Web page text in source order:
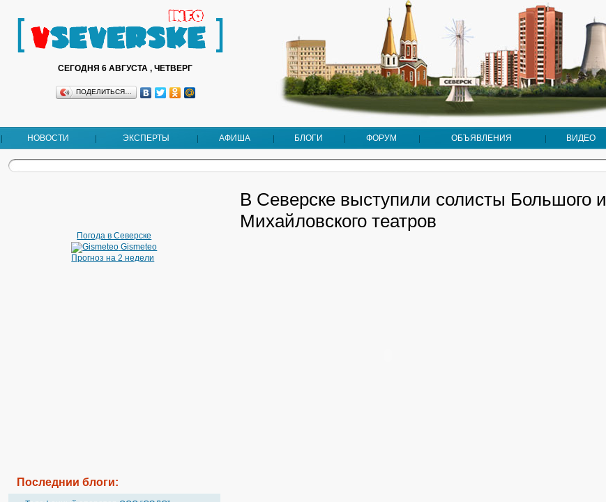
СЕГОДНЯ 6 АВГУСТА , ЧЕТВЕРГ
ПОДЕЛИТЬСЯ…
НОВОСТИ ЭКСПЕРТЫ АФИША БЛОГИ ФОРУМ ОБЪЯВЛЕНИЯ ВИДЕО
Погода в Северске
Gismeteo
Прогноз на 2 недели
Последнии блоги:
В Северске выступили солисты Большого и
Михайловского театров